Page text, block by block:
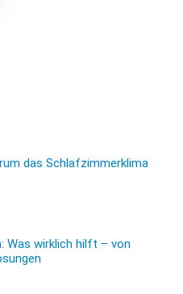
das Schlafzimmerklima
Was wirklich hilft – von